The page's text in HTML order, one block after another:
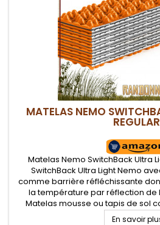
MATELAS NEMO
REGULAR
Matelas Nemo SwitchBack Ultra
SwitchBack Ultra Light Nemo
comme barrière réfléchissante
la température par réflection de
Matelas mousse ou tapis de sol
randonnée et
En savoir